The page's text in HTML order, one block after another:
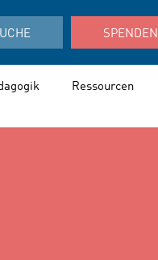
SPENDEN
Ressourcen